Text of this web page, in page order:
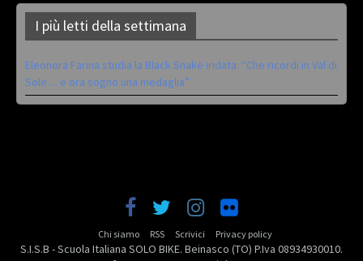
I più letti della settimana
Eleonora Farina studia la Black Snake iridata: “Che ricordi in Val di
Sole… e ora sogno una medaglia”
Chi siamo RSS Scrivici Privacy policy
S.I.S.B - Scuola Italiana SOLO BIKE. Beinasco (TO) P.Iva 08934930010.